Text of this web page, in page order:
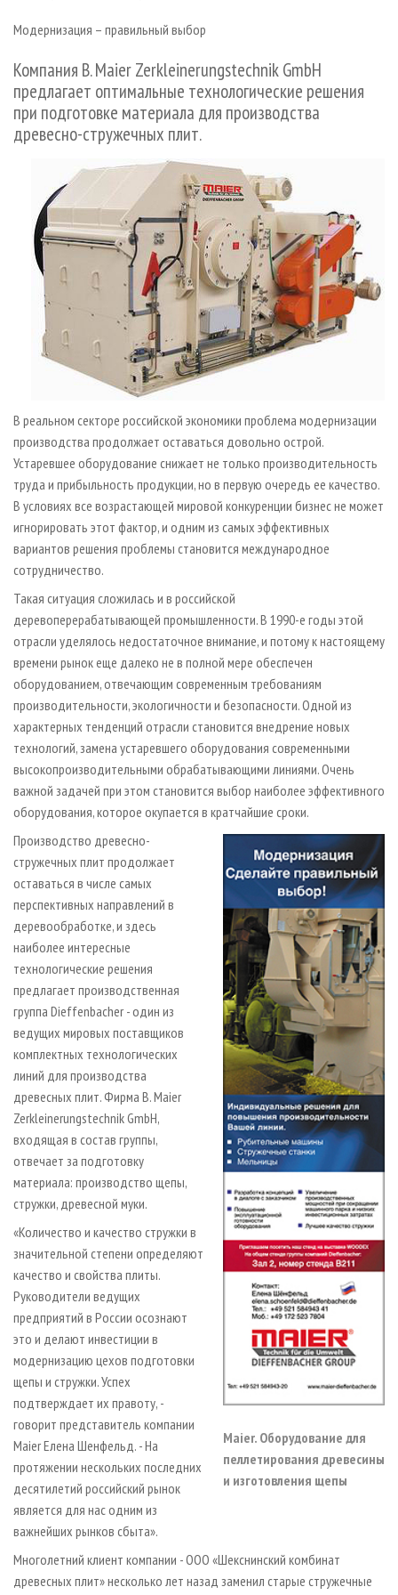
ПРОИЗВОДСТВО ДРЕВЕСНЫХ ПЛИТ
ДЕРЕВЯННОЕ ДОМОСТРОЕНИЕ
ПРОИЗВОДСТВО МЕБЕЛИ
БИОЭНЕРГЕТИКА
ИНСТРУМЕНТ И МАТЕРИАЛЫ
МОБИЛЬНЫЕ ВЫСТАВКИ
ОФИЦИАЛЬНЫЕ ДЕЛЕГАЦИИ
ПРИОРИТЕТНЫЕ ИНВЕСТПРОЕКТЫ
RUSSIAN FORESTRY REVIEW
ГАЗЕТА ЛЕСПРОМФОРУМ
БИБЛИОТЕКА СПЕЦИАЛИСТА
Модернизация – правильный выбор
Компания B. Maier Zerkleinerungstechnik GmbH
предлагает оптимальные технологические решения
при подготовке материала для производства
древесно-стружечных плит.
В реальном секторе российской экономики проблема модернизации
производства продолжает оставаться довольно острой.
Устаревшее оборудование снижает не только производительность
труда и прибыльность продукции, но в первую очередь ее качество.
В условиях все возрастающей мировой конкуренции бизнес не может
игнорировать этот фактор, и одним из самых эффективных
вариантов решения проблемы становится международное
сотрудничество.
Такая ситуация сложилась и в российской
деревоперерабатывающей промышленности. В 1990-е годы этой
отрасли уделялось недостаточное внимание, и потому к настоящему
времени рынок еще далеко не в полной мере обеспечен
оборудованием, отвечающим современным требованиям
производительности, экологичности и безопасности. Одной из
характерных тенденций отрасли становится внедрение новых
технологий, замена устаревшего оборудования современными
высокопроизводительными обрабатывающими линиями. Очень
важной задачей при этом становится выбор наиболее эффективного
оборудования, которое окупается в кратчайшие сроки.
Maier. Оборудование для
пеллетирования древесины
и изготовления щепы
Производство древесно-
стружечных плит продолжает
оставаться в числе самых
перспективных направлений в
деревообработке, и здесь
наиболее интересные
технологические решения
предлагает производственная
группа Dieffenbacher - один из
ведущих мировых поставщиков
комплектных технологических
линий для производства
древесных плит. Фирма B. Maier
Zerkleinerungstechnik GmbH,
входящая в состав группы,
отвечает за подготовку
материала: производство щепы,
стружки, древесной муки.
«Количество и качество стружки в
значительной степени определяют
качество и свойства плиты.
Руководители ведущих
предприятий в России осознают
это и делают инвестиции в
модернизацию цехов подготовки
щепы и стружки. Успех
подтверждает их правоту, -
говорит представитель компании
Maier Елена Шенфельд. - На
протяжении нескольких последних
десятилетий российский рынок
является для нас одним из
важнейших рынков сбыта».
Многолетний клиент компании - ООО «Шекснинский комбинат
древесных плит» несколько лет назад заменил старые стружечные